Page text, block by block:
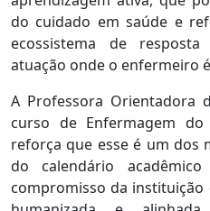
do cuidado em saúde e
ecossistema de
atuação onde o enfermeiro
A Professora Orientadora
curso de Enfermagem do
reforça que esse é um dos
do calendário
compromisso da